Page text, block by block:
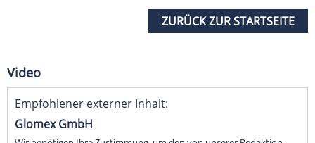
ZURÜCK ZUR STARTSEITE
Video
Empfohlener externer Inhalt:
Glomex GmbH